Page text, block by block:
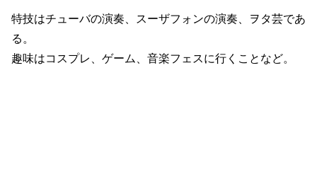
特技はチューバの演奏、スーザフォンの演奏、ヲタ芸であ
る。
趣味はコスプレ、ゲーム、音楽フェスに行くことなど。